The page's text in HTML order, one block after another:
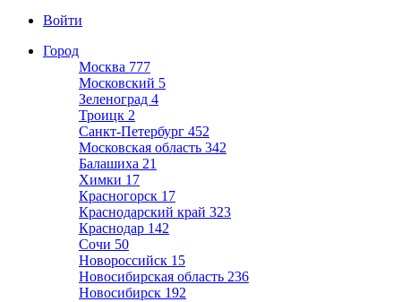
Войти
Город
Москва 777
Московский 5
Зеленоград 4
Троицк 2
Санкт-Петербург 452
Московская область 342
Балашиха 21
Химки 17
Красногорск 17
Краснодарский край 323
Краснодар 142
Сочи 50
Новороссийск 15
Новосибирская область 236
Новосибирск 192